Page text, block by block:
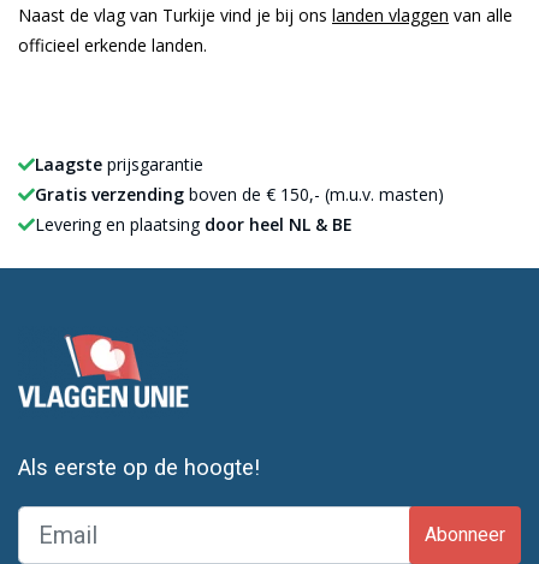
Naast de vlag van Turkije vind je bij ons landen vlaggen van alle
officieel erkende landen.
Laagste prijsgarantie
Gratis verzending boven de € 150,- (m.u.v. masten)
Levering en plaatsing door heel NL & BE
Als eerste op de hoogte!
Abonneer